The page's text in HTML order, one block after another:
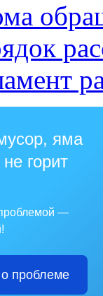
яма
горит
—
проблеме